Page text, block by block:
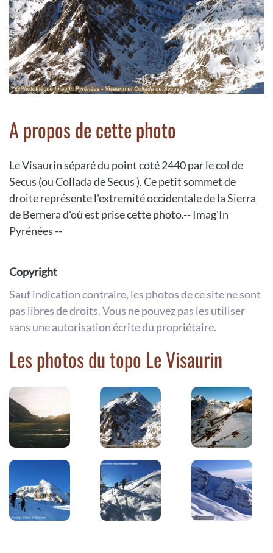
A propos de cette photo
Le Visaurin séparé du point coté 2440 par le col de
Secus (ou Collada de Secus ). Ce petit sommet de
droite représente l'extremité occidentale de la Sierra
de Bernera d'où est prise cette photo.-- Imag'In
Pyrénées --
Copyright
Sauf indication contraire, les photos de ce site ne sont
pas libres de droits. Vous ne pouvez pas les utiliser
sans une autorisation écrite du propriétaire.
Les photos du topo Le Visaurin